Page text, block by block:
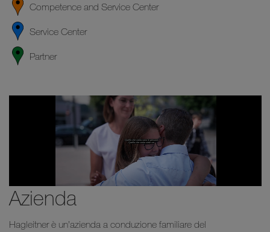
Competence and Service Center
Service Center
Partner
Azienda
Hagleitner è un’azienda a conduzione familiare del